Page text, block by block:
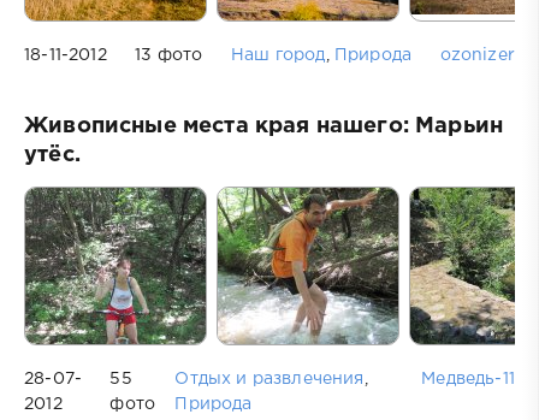
18-11-2012 13 фото Наш город Природа ozonizer
Живописные места края нашего: Марьин
утёс.
28-07-
2012
55
фото
Отдых и развлечения
Природа
Медведь-11